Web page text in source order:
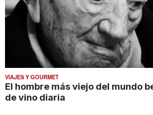
VIAJES Y GOURMET
El hombre más viejo del mundo
de vino diaria